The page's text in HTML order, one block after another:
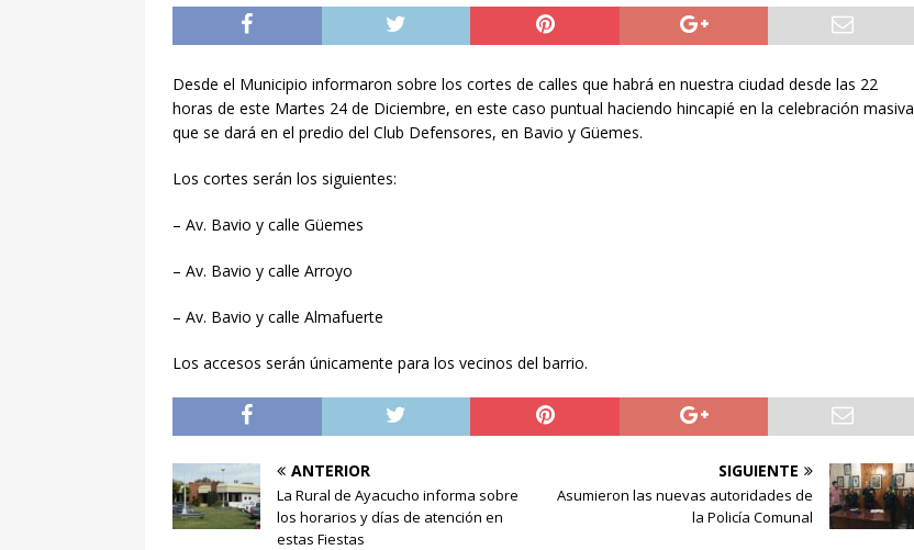
Desde el Municipio informaron sobre los cortes de calles que habrá en nuestra ciudad desde las 22
horas de este Martes 24 de Diciembre, en este caso puntual haciendo hincapié en la celebración masiva
que se dará en el predio del Club Defensores, en Bavio y Güemes.
Los cortes serán los siguientes:
– Av. Bavio y calle Güemes
– Av. Bavio y calle Arroyo
– Av. Bavio y calle Almafuerte
Los accesos serán únicamente para los vecinos del barrio.
ANTERIOR
La Rural de Ayacucho informa sobre
los horarios y días de atención en
estas Fiestas
SIGUIENTE
Asumieron las nuevas autoridades de
la Policía Comunal